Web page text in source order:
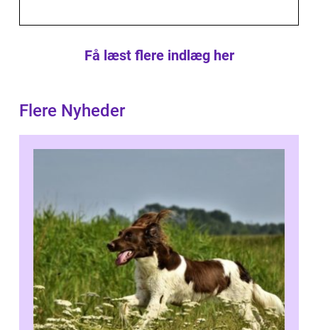
Få læst flere indlæg her
Flere Nyheder